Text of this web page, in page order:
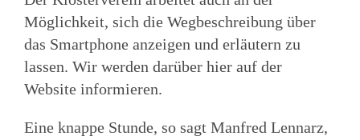
Möglichkeit, sich die Wegbeschreibung über
das Smartphone anzeigen und erläutern zu
lassen. Wir werden darüber hier auf der
Website informieren.
Eine knappe Stunde, so sagt Manfred Lennarz,